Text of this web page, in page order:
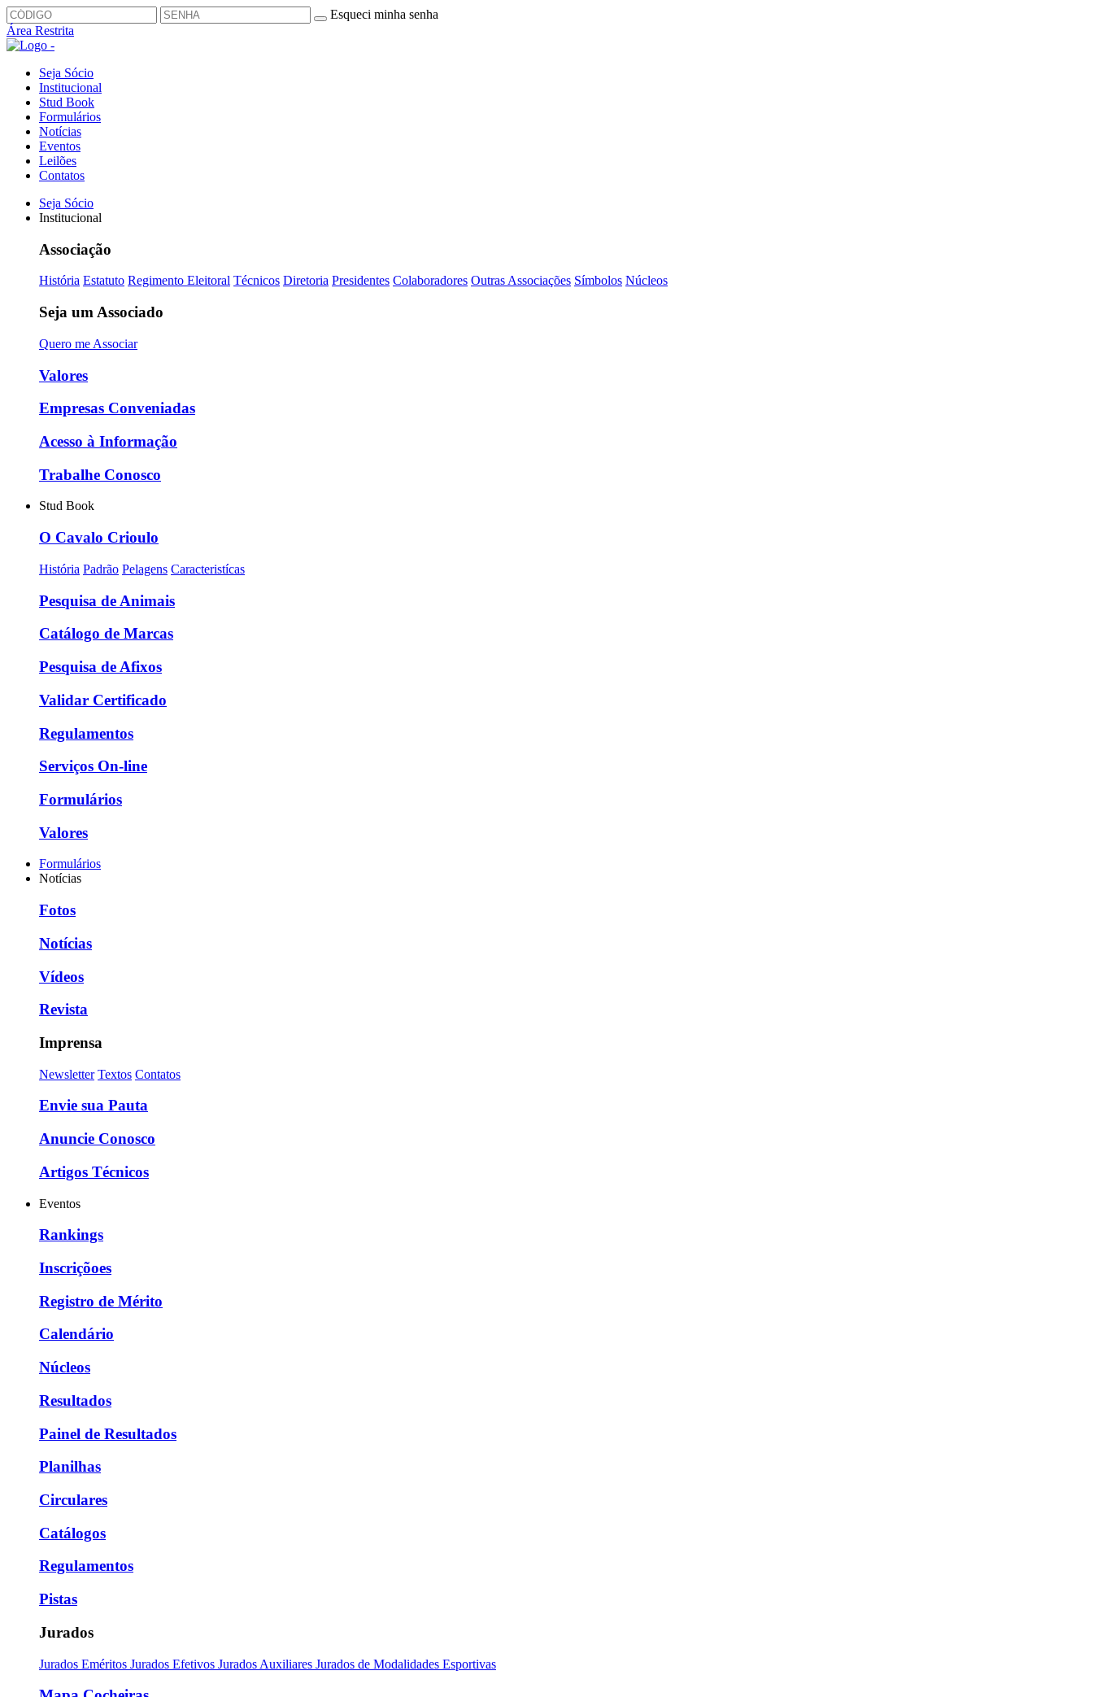
Esqueci minha senha
Área Restrita
Seja Sócio
Institucional
Stud Book
Formulários
Notícias
Eventos
Leilões
Contatos
Seja Sócio
Institucional
Associação
História Estatuto Regimento Eleitoral Técnicos Diretoria Presidentes Colaboradores Outras Associações Símbolos Núcleos
Seja um Associado
Quero me Associar
Valores
Empresas Conveniadas
Acesso à Informação
Trabalhe Conosco
Stud Book
O Cavalo Crioulo
História Padrão Pelagens Caracteristícas
Pesquisa de Animais
Catálogo de Marcas
Pesquisa de Afixos
Validar Certificado
Regulamentos
Serviços On-line
Formulários
Valores
Formulários
Notícias
Fotos
Notícias
Vídeos
Revista
Imprensa
Newsletter Textos Contatos
Envie sua Pauta
Anuncie Conosco
Artigos Técnicos
Eventos
Rankings
Inscriçõoes
Registro de Mérito
Calendário
Núcleos
Resultados
Painel de Resultados
Planilhas
Circulares
Catálogos
Regulamentos
Pistas
Jurados
Jurados Eméritos Jurados Efetivos Jurados Auxiliares Jurados de Modalidades Esportivas